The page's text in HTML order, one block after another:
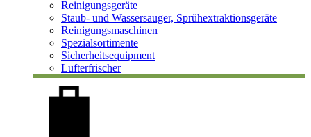
Reinigungsgeräte
Staub- und Wassersauger, Sprühextraktionsgeräte
Reinigungsmaschinen
Spezialsortimente
Sicherheitsequipment
Lufterfrischer